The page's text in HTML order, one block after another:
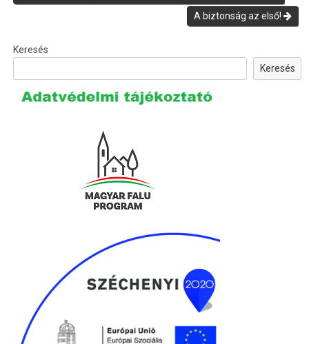
A biztonság az első!
Keresés
Keresés